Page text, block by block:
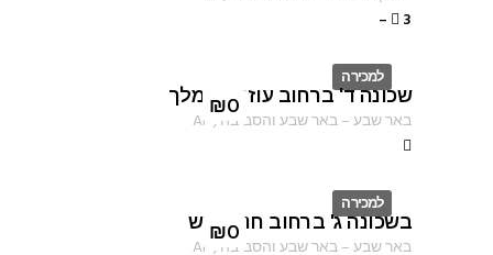
3
–
למכירה
ID
₪0
שכונה ד' ברחוב עוזיהו המלך
באר שבע–באר שבע והסביבה ,
AF
למכירה
ID
₪0
בשכונה ג' ברחוב חנה סנש
באר שבע–באר שבע והסביבה ,
AF